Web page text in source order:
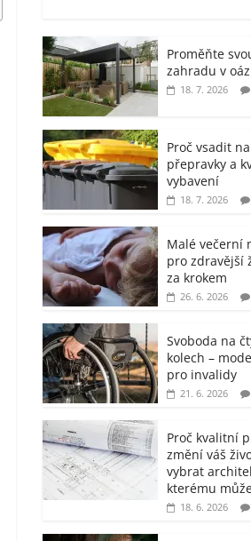
Proměňte
zahradu v
18. 7. 2026
Proč vsadit
přepravky a
vybavení
18. 7. 2026
Malé večerní
pro zdravější
za krokem
26. 6. 2026
Svoboda na
kolech –
pro invalidy
21. 6. 2026
Proč kvalitní
změní váš
vybrat
kterému
18. 6. 2026